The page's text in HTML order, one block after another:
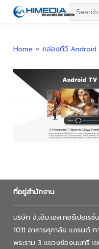
Search
for:
Home » กล่องทีวี Android
ที่อยู่สำนักงาน
บริษัท จี.เอ็ม.เอส.คอร์เปอเรชั่
1011 อาคารศุภาลัย แกรนด์
พระราม 3 แขวงช่องนนทรี เ